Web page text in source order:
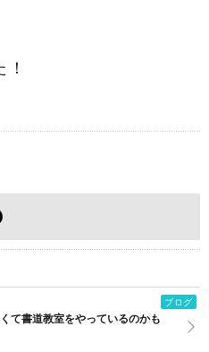
ブログ
て書道教室をやっているのかも